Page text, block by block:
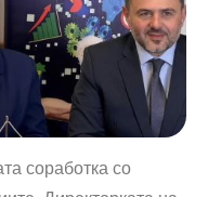
соработка со